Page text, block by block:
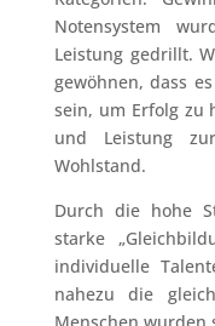
Notensystem
Leistung gedrillt.
gewöhnen, dass
sein, um Erfolg zu
und Leistung
Wohlstand.
Durch die hohe
starke
individuelle
nahezu die